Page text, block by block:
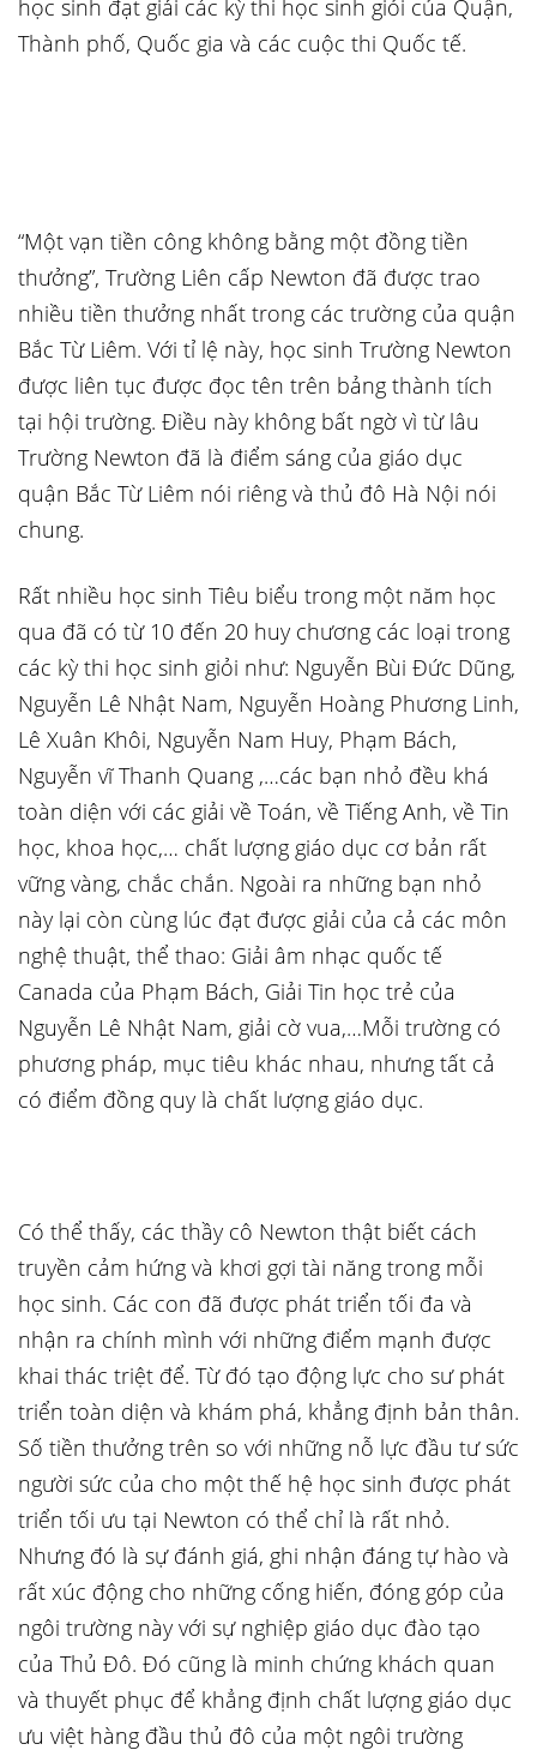
học sinh đạt giải các kỳ thi học sinh giỏi của Quận,
Thành phố, Quốc gia và các cuộc thi Quốc tế.
“Một vạn tiền công không bằng một đồng tiền
thưởng”, Trường Liên cấp Newton đã được trao
nhiều tiền thưởng nhất trong các trường của quận
Bắc Từ Liêm. Với tỉ lệ này, học sinh Trường Newton
được liên tục được đọc tên trên bảng thành tích
tại hội trường. Điều này không bất ngờ vì từ lâu
Trường Newton đã là điểm sáng của giáo dục
quận Bắc Từ Liêm nói riêng và thủ đô Hà Nội nói
chung.
Rất nhiều học sinh Tiêu biểu trong một năm học
qua đã có từ 10 đến 20 huy chương các loại trong
các kỳ thi học sinh giỏi như: Nguyễn Bùi Đức Dũng,
Nguyễn Lê Nhật Nam, Nguyễn Hoàng Phương Linh,
Lê Xuân Khôi, Nguyễn Nam Huy, Phạm Bách,
Nguyễn vĩ Thanh Quang ,…các bạn nhỏ đều khá
toàn diện với các giải về Toán, về Tiếng Anh, về Tin
học, khoa học,… chất lượng giáo dục cơ bản rất
vững vàng, chắc chắn. Ngoài ra những bạn nhỏ
này lại còn cùng lúc đạt được giải của cả các môn
nghệ thuật, thể thao: Giải âm nhạc quốc tế
Canada của Phạm Bách, Giải Tin học trẻ của
Nguyễn Lê Nhật Nam, giải cờ vua,…Mỗi trường có
phương pháp, mục tiêu khác nhau, nhưng tất cả
có điểm đồng quy là chất lượng giáo dục.
Có thể thấy, các thầy cô Newton thật biết cách
truyền cảm hứng và khơi gợi tài năng trong mỗi
học sinh. Các con đã được phát triển tối đa và
nhận ra chính mình với những điểm mạnh được
khai thác triệt để. Từ đó tạo động lực cho sư phát
triển toàn diện và khám phá, khẳng định bản thân.
Số tiền thưởng trên so với những nỗ lực đầu tư sức
người sức của cho một thế hệ học sinh được phát
triển tối ưu tại Newton có thể chỉ là rất nhỏ.
Nhưng đó là sự đánh giá, ghi nhận đáng tự hào và
rất xúc động cho những cống hiến, đóng góp của
ngôi trường này với sự nghiệp giáo dục đào tạo
của Thủ Đô. Đó cũng là minh chứng khách quan
và thuyết phục để khẳng định chất lượng giáo dục
ưu việt hàng đầu thủ đô của một ngôi trường